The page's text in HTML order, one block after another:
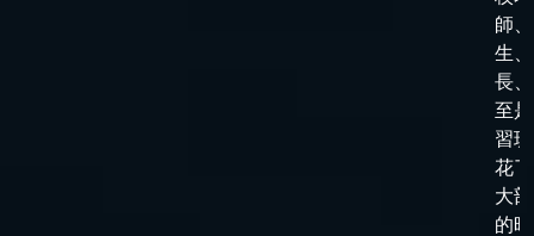
師
生
長
至
習
花
大
的時